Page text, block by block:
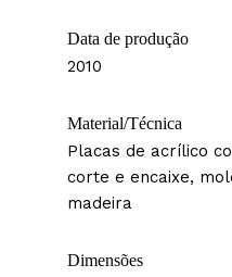
Data de produção
2010
Material/Técnica
Placas de acrílico
corte e encaixe,
madeira
Dimensões